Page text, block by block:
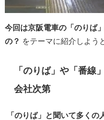
今回は京阪電車の「のりば
の？ をテーマに紹介しよう
「のりば」や「番線
会社次第
「のりば」と聞いて多くの